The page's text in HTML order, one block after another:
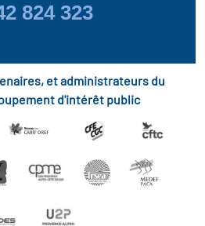
824 323
et administrateurs du
d'intérêt public